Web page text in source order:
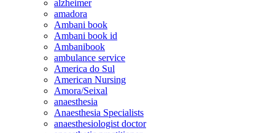
alzheimer
amadora
Ambani book
Ambani book id
Ambanibook
ambulance service
America do Sul
American Nursing
Amora/Seixal
anaesthesia
Anaesthesia Specialists
anaesthesiologist doctor